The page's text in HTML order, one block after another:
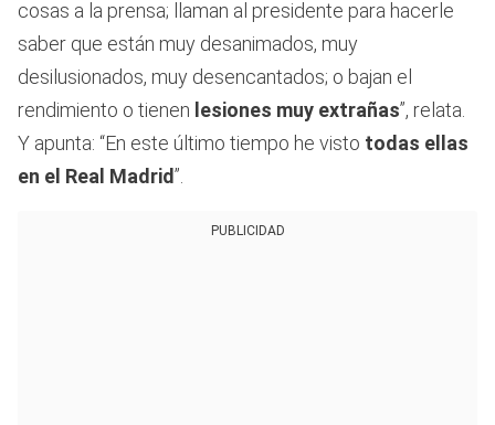
cosas a la prensa; llaman al presidente para hacerle
saber que están muy desanimados, muy
desilusionados, muy desencantados; o bajan el
rendimiento o tienen lesiones muy extrañas”, relata.
Y apunta: “En este último tiempo he visto todas ellas
en el Real Madrid”.
PUBLICIDAD